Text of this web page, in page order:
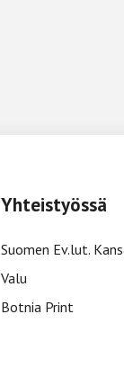
Yhteistyössä
Suomen Ev.lut.
Valu
Botnia Print